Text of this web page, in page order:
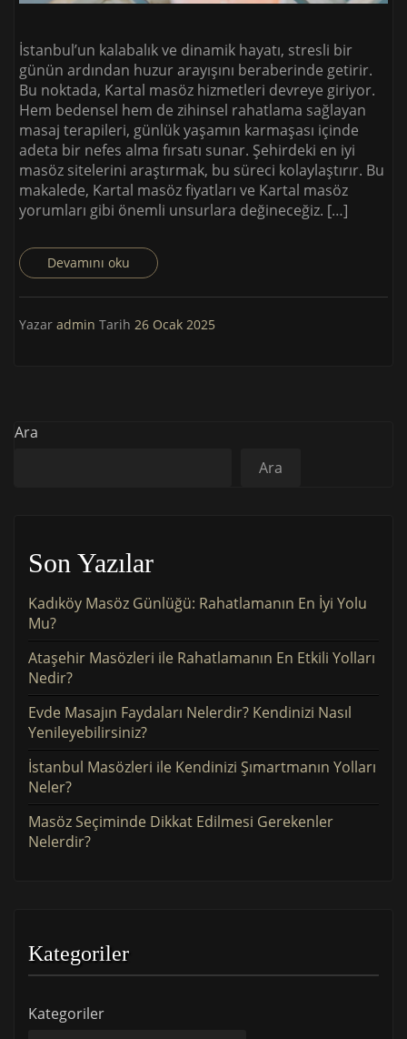
İstanbul’un kalabalık ve dinamik hayatı, stresli bir
günün ardından huzur arayışını beraberinde getirir.
Bu noktada, Kartal masöz hizmetleri devreye giriyor.
Hem bedensel hem de zihinsel rahatlama sağlayan
masaj terapileri, günlük yaşamın karmaşası içinde
adeta bir nefes alma fırsatı sunar. Şehirdeki en iyi
masöz sitelerini araştırmak, bu süreci kolaylaştırır. Bu
makalede, Kartal masöz fiyatları ve Kartal masöz
yorumları gibi önemli unsurlara değineceğiz. […]
Devamını oku
Yazar admin Tarih 26 Ocak 2025
Ara
Ara
Son Yazılar
Kadıköy Masöz Günlüğü: Rahatlamanın En İyi Yolu
Mu?
Ataşehir Masözleri ile Rahatlamanın En Etkili Yolları
Nedir?
Evde Masajın Faydaları Nelerdir? Kendinizi Nasıl
Yenileyebilirsiniz?
İstanbul Masözleri ile Kendinizi Şımartmanın Yolları
Neler?
Masöz Seçiminde Dikkat Edilmesi Gerekenler
Nelerdir?
Kategoriler
Kategoriler